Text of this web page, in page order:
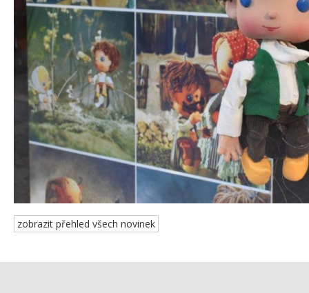
zobrazit přehled všech novinek